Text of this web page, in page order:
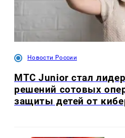
Новости России
МТС Junior стал
решений сотовых
защиты детей от